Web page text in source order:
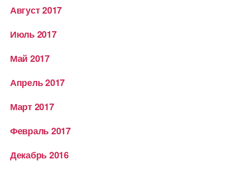
Август 2017
Июль 2017
Май 2017
Апрель 2017
Март 2017
Февраль 2017
Декабрь 2016